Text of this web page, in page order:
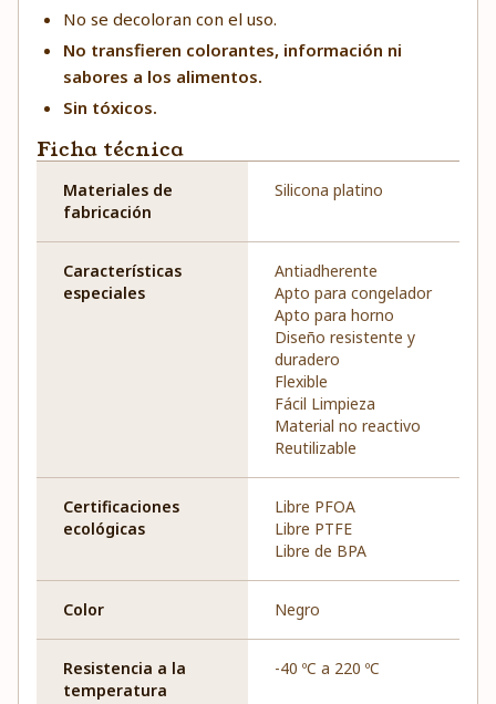
No se decoloran con el uso.
No transfieren colorantes, información ni
sabores a los alimentos.
Sin tóxicos.
Ficha técnica
Materiales de
fabricación
Silicona platino
Características
especiales
Antiadherente
Apto para congelador
Apto para horno
Diseño resistente y
duradero
Flexible
Fácil Limpieza
Material no reactivo
Reutilizable
Certificaciones
ecológicas
Libre PFOA
Libre PTFE
Libre de BPA
Color Negro
Resistencia a la
temperatura
-40 ºC a 220 ºC